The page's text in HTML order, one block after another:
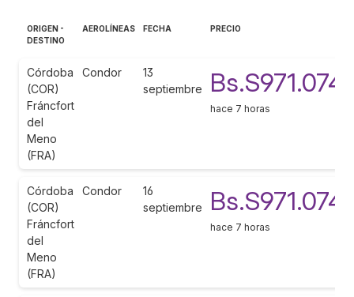
ORIGEN -
DESTINO
AEROLÍNEAS FECHA PRECIO
Córdoba
(COR)
Fráncfort
del
Meno
(FRA)
Condor
13
septiembre
Bs.S971.074
hace 7 horas
Córdoba
(COR)
Fráncfort
del
Meno
(FRA)
Condor
16
septiembre
Bs.S971.074
hace 7 horas